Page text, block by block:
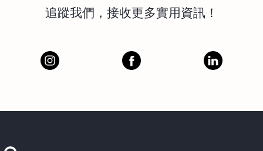
追蹤我們，接收更多實用資訊！